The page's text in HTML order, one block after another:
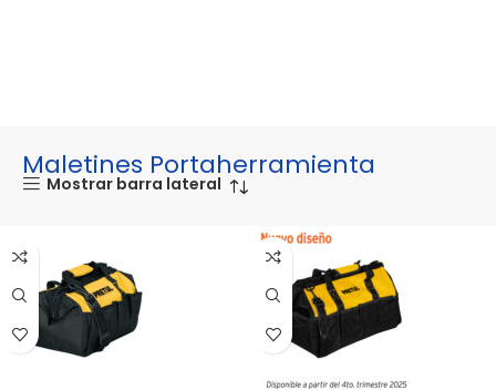
Maletines Portaherramienta
Mostrar barra lateral